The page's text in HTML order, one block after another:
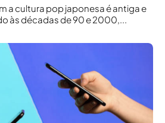
a cultura pop japonesa é antiga e
às décadas de 90 e 2000,...